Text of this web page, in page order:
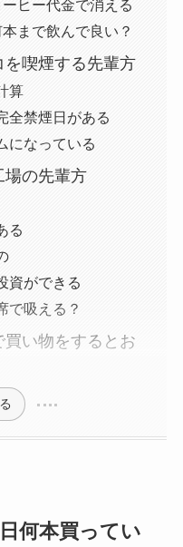
ヒー代金で消える
まで飲んで良い？
喫煙する先輩方
算
全禁煙日がある
になっている
場の先輩方
る
資ができる
で吸える？
い物をするとお
何本買ってい